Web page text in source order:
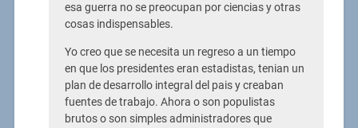
esa guerra no se preocupan por ciencias y otras
cosas indispensables.
Yo creo que se necesita un regreso a un tiempo
en que los presidentes eran estadistas, tenian un
plan de desarrollo integral del pais y creaban
fuentes de trabajo. Ahora o son populistas
brutos o son simples administradores que